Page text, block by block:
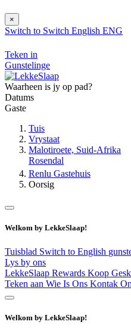
×
Switch to Switch English ENG
Teken in
Gunstelinge
Waarheen is jy op pad?
Datums
Gaste
Tuis
Vrystaat
Malotiroete, Suid-Afrika
Rosendal
Renlu Gastehuis
Oorsig
Welkom by LekkeSlaap!
Tuisblad Switch to English
Lys by ons
LekkeSlaap Rewards Koop
Teken aan Wie Is Ons Kontak
Welkom by LekkeSlaap!